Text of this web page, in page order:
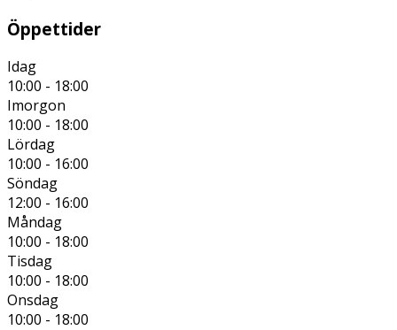
Öppettider
Idag
10:00 - 18:00
Imorgon
10:00 - 18:00
Lördag
10:00 - 16:00
Söndag
12:00 - 16:00
Måndag
10:00 - 18:00
Tisdag
10:00 - 18:00
Onsdag
10:00 - 18:00